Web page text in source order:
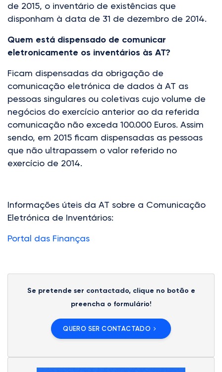
de 2015, o inventário de existências que
disponham à data de 31 de dezembro de 2014.
Quem está dispensado de comunicar
eletronicamente os inventários às AT?
Ficam dispensadas da obrigação de
comunicação eletrónica de dados à AT as
pessoas singulares ou coletivas cujo volume de
negócios do exercício anterior ao da referida
comunicação não exceda 100.000 Euros. Assim
sendo, em 2015 ficam dispensadas as pessoas
que não ultrapassem o valor referido no
exercício de 2014.
Informações úteis da AT sobre a Comunicação
Eletrónica de Inventários:
Portal das Finanças
Se pretende ser contactado, clique no botão e
preencha o formulário!
QUERO SER CONTACTADO